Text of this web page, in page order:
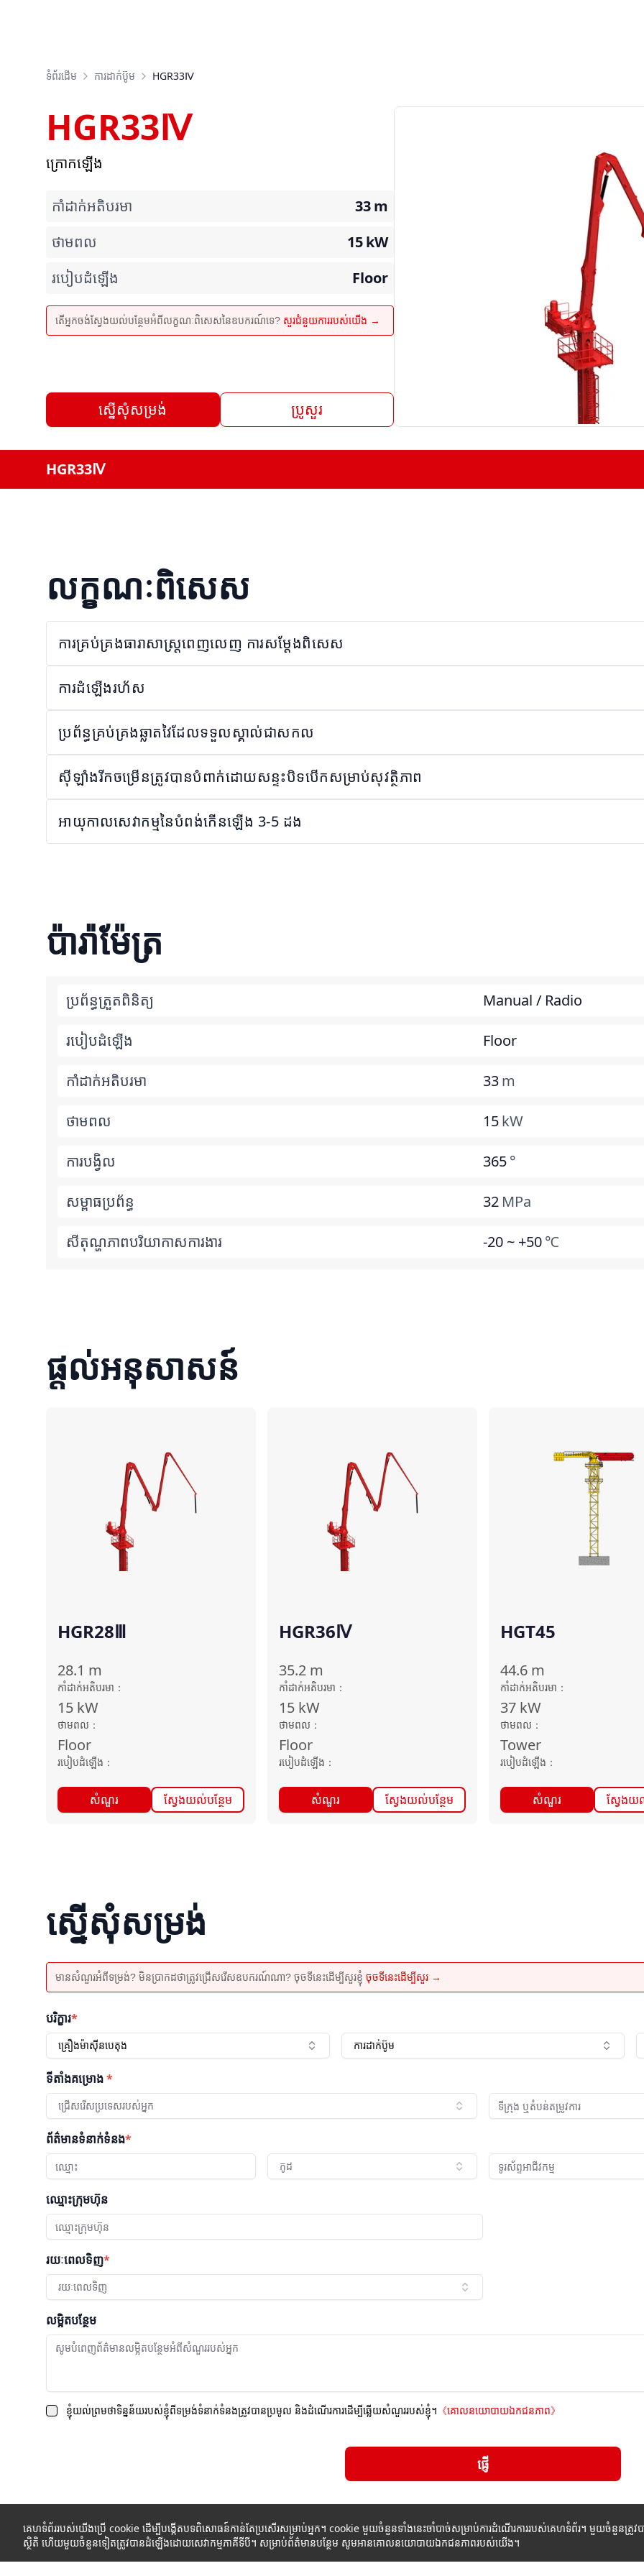
ទំព័រដើម ការដាក់ប៊ូម HGR33Ⅳ
HGR33Ⅳ
ក្រោកឡើង
កាំដាក់អតិបរមា 33m
ថាមពល
15kW
របៀបដំឡើង
Floor
តើអ្នកចង់ស្វែងយល់បន្ថែមអំពីលក្ខណៈពិសេសនៃឧបករណ៍ទេ? សួរជំនួយការរបស់យើង →
ស្នើសុំសម្រង់ ប្រូសួរ
HGR33Ⅳ
លក្ខណៈពិសេស
ការគ្រប់គ្រងធារាសាស្ត្រពេញលេញ ការសម្តែងពិសេស
ការដំឡើងរហ័ស
ប្រព័ន្ធគ្រប់គ្រងឆ្លាតវៃដែលទទួលស្គាល់ជាសកល
ស៊ីឡាំងរីកចម្រើនត្រូវបានបំពាក់ដោយសន្ទះបិទបើកសម្រាប់សុវត្ថិភាព
អាយុកាលសេវាកម្មនៃបំពង់កើនឡើង 3-5 ដង
ប៉ារ៉ាម៉ែត្រ
ប្រព័ន្ធត្រួតពិនិត្យ Manual / Radio
របៀបដំឡើង Floor
កាំដាក់អតិបរមា 33m
ថាមពល 15kW
ការបង្វិល 365°
សម្ពាធប្រព័ន្ធ 32 MPa
សីតុណ្ហភាពបរិយាកាសការងារ -20 ~ +50℃
ផ្តល់អនុសាសន៍
HGR28Ⅲ
28.1 m
កាំដាក់អតិបរមា ：
15 kW
ថាមពល ：
Floor
របៀបដំឡើង ：
សំណួរ ស្វែងយល់បន្ថែម
HGR36Ⅳ
35.2 m
កាំដាក់អតិបរមា ：
15 kW
ថាមពល ：
Floor
របៀបដំឡើង ：
សំណួរ ស្វែងយល់បន្ថែម
HGT45
44.6 m
កាំដាក់អតិបរមា ：
37 kW
ថាមពល ：
Tower
របៀបដំឡើង ：
សំណួរ ស្វែងយ
ស្នើសុំសម្រង់
មានសំណួរអំពីទម្រង់? មិនប្រាកដថាត្រូវជ្រើសរើសឧបករណ៍ណា? ចុចទីនេះដើម្បីសួរខ្ញុំ ចុចទីនេះដើម្បីសួរ →
បរិក្ខារ*
គ្រឿងម៉ាស៊ីនបេតុង ការដាក់ប៊ូម
ទីតាំងគម្រោង*
ជ្រើសរើសប្រទេសរបស់អ្នក
ព័ត៌មានទំនាក់ទំនង*
កូដ
ឈ្មោះក្រុមហ៊ុន
រយៈពេលទិញ*
រយៈពេលទិញ
លម្អិតបន្ថែម
ខ្ញុំយល់ព្រមថាទិន្នន័យរបស់ខ្ញុំពីទម្រង់ទំនាក់ទំនងត្រូវបានប្រមូល និងដំណើរការដើម្បីឆ្លើយសំណួររបស់ខ្ញុំ។ 《គោលនយោបាយឯកជនភាព》
ផ្ញើ
គេហទំព័ររបស់យើងប្រើ cookie ដើម្បីបង្កើតបទពិសោធន៍កាន់តែប្រសើរសម្រាប់អ្នក។ cookie មួយចំនួនទាំងនេះចាំបាច់សម្រាប់ការដំណើរការរបស់គេហទំព័រ។ មួយចំនួនត្
ស្ថិតិ ហើយមួយចំនួនទៀតត្រូវបានដំឡើងដោយសេវាកម្មភាគីទីបី។ សម្រាប់ព័ត៌មានបន្ថែម សូមអានគោលនយោបាយឯកជនភាពរបស់យើង។